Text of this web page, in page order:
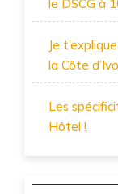
le DSCG à
Je
la Côte
Les
Hôtel !